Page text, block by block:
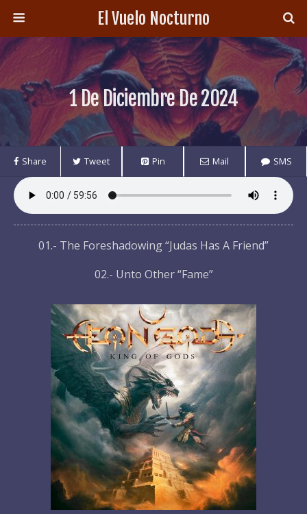
El Vuelo Nocturno
1 De Diciembre De 2024
Share Tweet Pin Mail SMS
01.- The Foreshadowing “Judas Has A Friend”
02.- Unto Other “Fame”